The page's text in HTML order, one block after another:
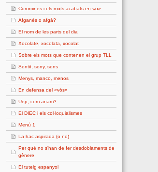
Coromines i els mots acabats en «o»
Afganès o afgà?
El nom de les parts del dia
Xocolate, xocolata, xocolat
Sobre els mots que contenen el grup TLL
Sentit, seny, sens
Menys, manco, menos
En defensa del «vós»
Uep, com anam?
El DIEC i els col·loquialismes
Menú 1
La hac aspirada (o no)
Per què no s'han de fer desdoblaments de
gènere
El tuteig espanyol